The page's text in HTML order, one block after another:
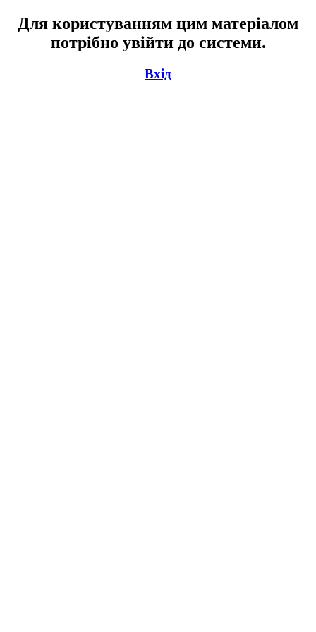
Для користуванням цим матеріалом
потрібно увійти до системи.
Вхід